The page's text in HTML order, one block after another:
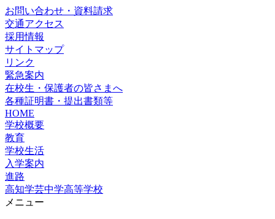
お問い合わせ・資料請求
交通アクセス
採用情報
サイトマップ
リンク
緊急案内
在校生・保護者の皆さまへ
各種証明書・提出書類等
HOME
学校概要
教育
学校生活
入学案内
進路
高知学芸中学高等学校
メニュー